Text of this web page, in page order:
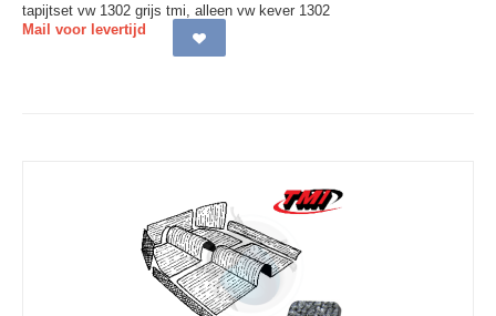
tapijtset vw 1302 grijs tmi, alleen vw kever 1302
Mail voor levertijd